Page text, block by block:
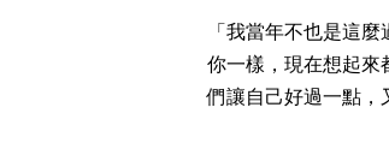
「我當年不也是這
你一樣，現在想起來
們讓自己好過一點，